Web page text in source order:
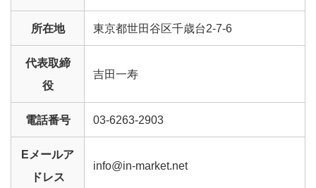
所在地 東京都世田谷区千歳台2-7-6
代表取締
役
吉田一寿
電話番号 03-6263-2903
Eメールア
ドレス
info@in-market.net